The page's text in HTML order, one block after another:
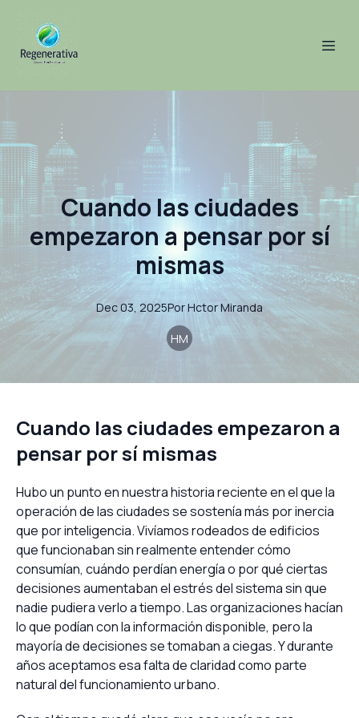
Cuando las ciudades
empezaron a pensar por sí
mismas
Dec 03, 2025PorHctorMiranda
HM
Cuando las ciudades empezaron a
pensar por sí mismas
Hubo un punto en nuestra historia reciente en el que la
operación de las ciudades se sostenía más por inercia
que por inteligencia. Vivíamos rodeados de edificios
que funcionaban sin realmente entender cómo
consumían, cuándo perdían energía o por qué ciertas
decisiones aumentaban el estrés del sistema sin que
nadie pudiera verlo a tiempo. Las organizaciones hacían
lo que podían con la información disponible, pero la
mayoría de decisiones se tomaban a ciegas. Y durante
años aceptamos esa falta de claridad como parte
natural del funcionamiento urbano.